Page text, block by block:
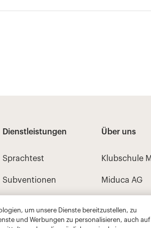
um unsere Dienste bereitzustellen, zu
und Werbungen zu personalisieren, auch auf